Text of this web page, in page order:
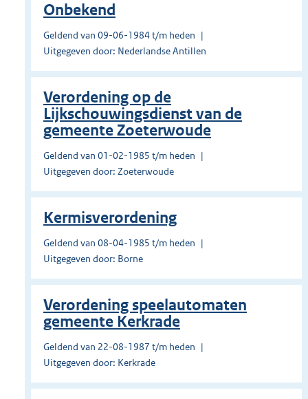
Onbekend
Geldend van 09-06-1984 t/m heden
Uitgegeven door: Nederlandse Antillen
Verordening op de
Lijkschouwingsdienst van de
gemeente Zoeterwoude
Geldend van 01-02-1985 t/m heden
Uitgegeven door: Zoeterwoude
Kermisverordening
Geldend van 08-04-1985 t/m heden
Uitgegeven door: Borne
Verordening speelautomaten
gemeente Kerkrade
Geldend van 22-08-1987 t/m heden
Uitgegeven door: Kerkrade